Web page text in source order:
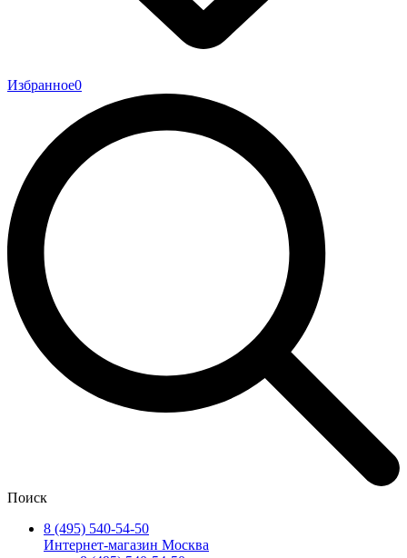
Избранное0
Поиск
8 (495) 540-54-50
Интернет-магазин Москва